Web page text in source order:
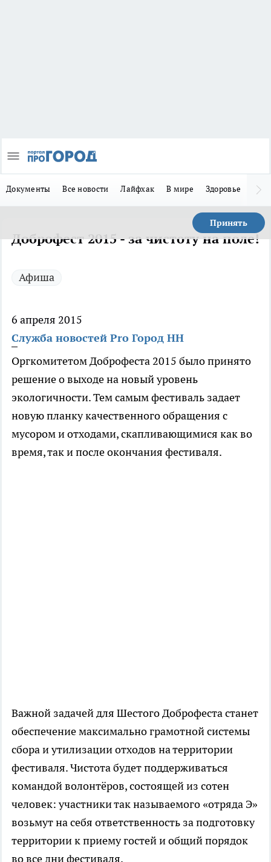
Документы Все новости Лайфхак В мире Здоровье
Принять
Доброфест 2015 - за чистоту на поле!
Афиша
6 апреля 2015
Служба новостей Pro Город НН
Оргкомитетом Доброфеста 2015 было принято
решение о выходе на новый уровень
экологичности. Тем самым фестиваль задает
новую планку качественного обращения с
мусором и отходами, скапливающимися как во
время, так и после окончания фестиваля.
Важной задачей для Шестого Доброфеста станет
обеспечение максимально грамотной системы
сбора и утилизации отходов на территории
фестиваля. Чистота будет поддерживаться
командой волонтёров, состоящей из сотен
человек: участники так называемого «отряда Э»
возьмут на себя ответственность за подготовку
территории к приему гостей и общий порядок
во все дни фестиваля.